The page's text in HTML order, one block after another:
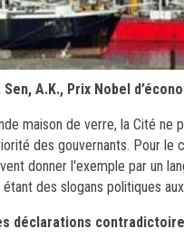
Sen, A.K., Prix Nobel
maison de verre, la Cité
des gouvernants. Pour le
donner l'exemple par un
des slogans politiques
déclarations